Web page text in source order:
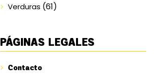
Verduras (61)
PÁGINAS LEGALES
Contacto